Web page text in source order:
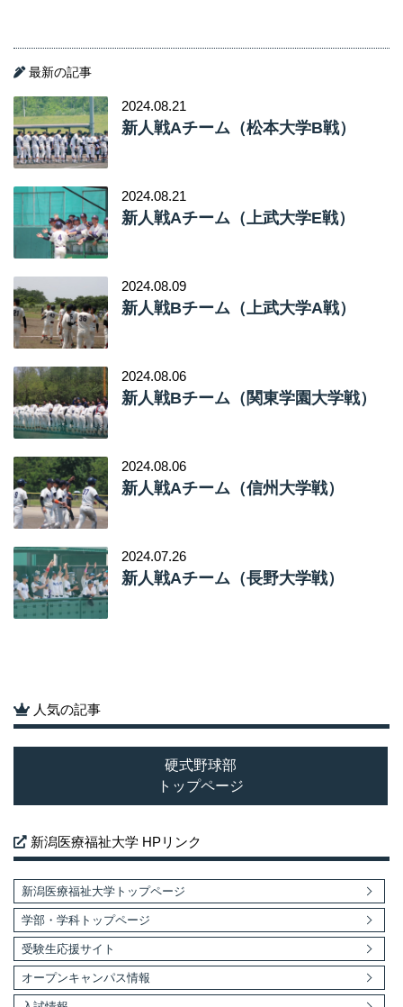
最新の記事
2024.08.21
新人戦Aチーム（松本大学B戦）
2024.08.21
新人戦Aチーム（上武大学E戦）
2024.08.09
新人戦Bチーム（上武大学A戦）
2024.08.06
新人戦Bチーム（関東学園大学戦）
2024.08.06
新人戦Aチーム（信州大学戦）
2024.07.26
新人戦Aチーム（長野大学戦）
人気の記事
硬式野球部
トップページ
新潟医療福祉大学 HPリンク
新潟医療福祉大学トップページ
学部・学科トップページ
受験生応援サイト
オープンキャンパス情報